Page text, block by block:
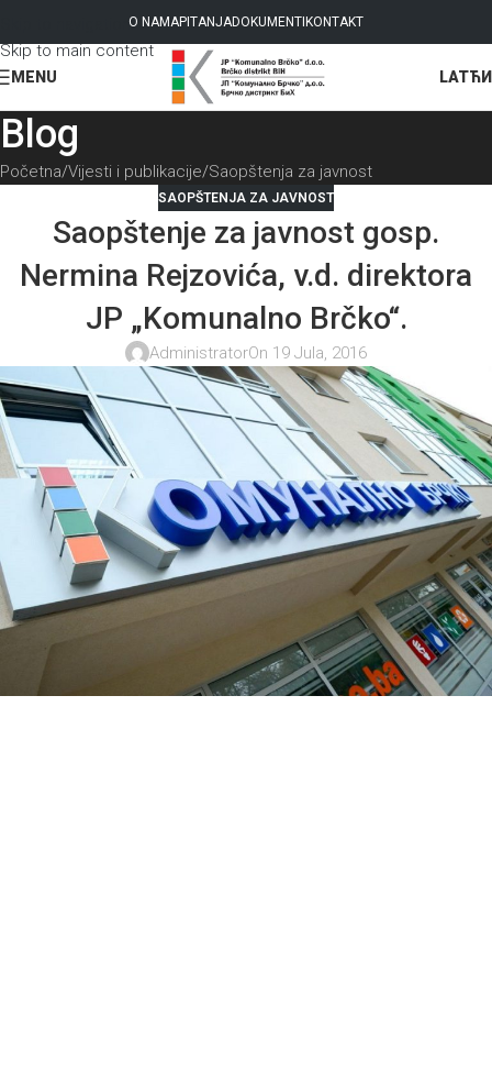
Skip to navigation
Skip to main content
O NAMAPITANJADOKUMENTI KONTAKT
MENU LAT
Blog
Početna Vijesti i publikacije Saopštenja za javnost
SAOPŠTENJA ZA JAVNOST
Saopštenje za javnost gosp.
Nermina Rejzovića, v.d. direktora
JP „Komunalno Brčko“.
AdministratorOn 19 Jula, 2016